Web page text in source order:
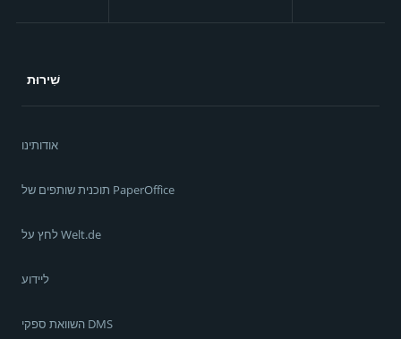
שִׁירוּת
אודותינו
תוכנית שותפים של PaperOffice
לחץ על Welt.de
ליידוע
השוואת ספקי DMS